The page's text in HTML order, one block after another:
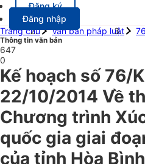
Đăng ký
Đăng nhập
Trang chủ
Văn bản pháp luật
Thông tin văn bản
647
0
Kế hoạch số 76/
22/10/2014 Về
Chương trình
quốc gia giai
của tỉnh Hòa